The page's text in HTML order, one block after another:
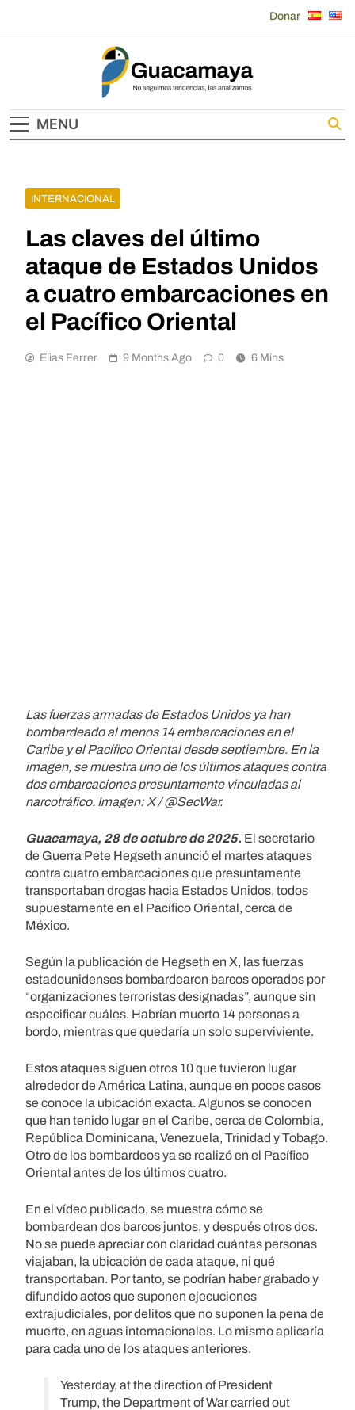
Donar
Guacamaya
MENU
INTERNACIONAL
Las claves del último
ataque de Estados Unidos
a cuatro embarcaciones en
el Pacífico Oriental
Elias Ferrer 9 Months Ago 0 6 Mins
Las fuerzas armadas de Estados Unidos ya han
bombardeado al menos 14 embarcaciones en el
Caribe y el Pacífico Oriental desde septiembre. En la
imagen, se muestra uno de los últimos ataques contra
dos embarcaciones presuntamente vinculadas al
narcotráfico. Imagen: X / @SecWar.
Guacamaya, 28 de octubre de 2025. El secretario
de Guerra Pete Hegseth anunció el martes ataques
contra cuatro embarcaciones que presuntamente
transportaban drogas hacia Estados Unidos, todos
supuestamente en el Pacífico Oriental, cerca de
México.
Según la publicación de Hegseth en X, las fuerzas
estadounidenses bombardearon barcos operados por
“organizaciones terroristas designadas”, aunque sin
especificar cuáles. Habrían muerto 14 personas a
bordo, mientras que quedaría un solo superviviente.
Estos ataques siguen otros 10 que tuvieron lugar
alrededor de América Latina, aunque en pocos casos
se conoce la ubicación exacta. Algunos se conocen
que han tenido lugar en el Caribe, cerca de Colombia,
República Dominicana, Venezuela, Trinidad y Tobago.
Otro de los bombardeos ya se realizó en el Pacífico
Oriental antes de los últimos cuatro.
En el vídeo publicado, se muestra cómo se
bombardean dos barcos juntos, y después otros dos.
No se puede apreciar con claridad cuántas personas
viajaban, la ubicación de cada ataque, ni qué
transportaban. Por tanto, se podrían haber grabado y
difundido actos que suponen ejecuciones
extrajudiciales, por delitos que no suponen la pena de
muerte, en aguas internacionales. Lo mismo aplicaría
para cada uno de los ataques anteriores.
Yesterday, at the direction of President
Trump, the Department of War carried out